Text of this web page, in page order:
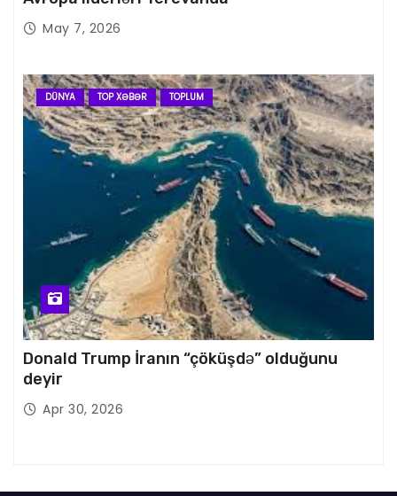
May 7, 2026
DÜNYA TOP XƏBƏR TOPLUM
Donald Trump İranın “çöküşdə” olduğunu
deyir
Apr 30, 2026